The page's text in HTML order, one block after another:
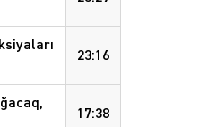
23:16
17:38